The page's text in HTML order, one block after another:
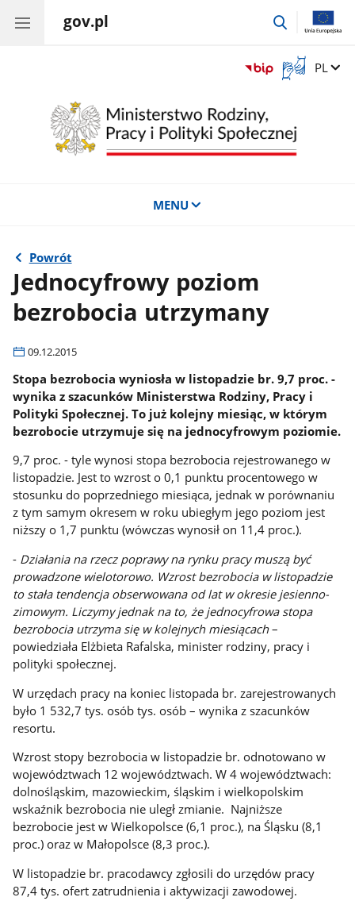
gov.pl
przejdź
Otwórz
okno
języka
migowego
Zmień
PL
MENU
Powrót
Jednocyfrowy poziom
bezrobocia utrzymany
09.12.2015
Stopa bezrobocia wyniosła w listopadzie br. 9,7 proc. -
wynika z szacunków Ministerstwa Rodziny, Pracy i
Polityki Społecznej. To już kolejny miesiąc, w którym
bezrobocie utrzymuje się na jednocyfrowym poziomie.
9,7 proc. - tyle wynosi stopa bezrobocia rejestrowanego w
listopadzie. Jest to wzrost o 0,1 punktu procentowego w
stosunku do poprzedniego miesiąca, jednak w porównaniu
z tym samym okresem w roku ubiegłym jego poziom jest
niższy o 1,7 punktu (wówczas wynosił on 11,4 proc.).
- Działania na rzecz poprawy na rynku pracy muszą być
prowadzone wielotorowo. Wzrost bezrobocia w listopadzie
to stała tendencja obserwowana od lat w okresie jesienno-
zimowym. Liczymy jednak na to, że jednocyfrowa stopa
bezrobocia utrzyma się w kolejnych miesiącach–
powiedziała Elżbieta Rafalska, minister rodziny, pracy i
polityki społecznej.
W urzędach pracy na koniec listopada br. zarejestrowanych
było 1 532,7 tys. osób tys. osób – wynika z szacunków
resortu.
Wzrost stopy bezrobocia w listopadzie br. odnotowano w
województwach 12 województwach. W 4 województwach:
dolnośląskim, mazowieckim, śląskim i wielkopolskim
wskaźnik bezrobocia nie uległ zmianie. Najniższe
bezrobocie jest w Wielkopolsce (6,1 proc.), na Śląsku (8,1
proc.) oraz w Małopolsce (8,3 proc.).
W listopadzie br. pracodawcy zgłosili do urzędów pracy
87,4 tys. ofert zatrudnienia i aktywizacji zawodowej.